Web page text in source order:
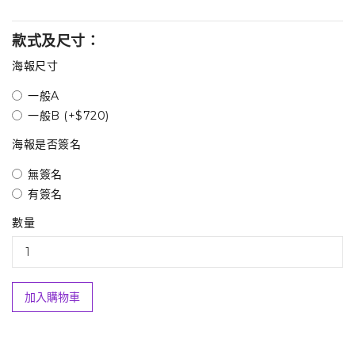
款式及尺寸：
海報尺寸
一般A
一般B (+$720)
海報是否簽名
無簽名
有簽名
數量
加入購物車